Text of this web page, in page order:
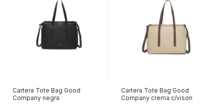
Cartera Tote Bag Good
Company negra
Cartera Tote Bag Good
Company crema c/vison